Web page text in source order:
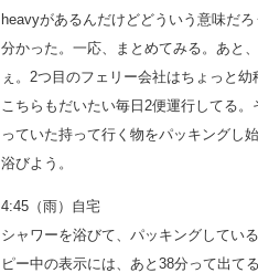
heavyがあるんだけどどういう意味だ
分かった。一応、まとめてみる。あと
ぇ。2つ目のフェリー会社はちょっと
こちらもだいたい毎日2便運行してる
っていた持って行く物をパッキングし
浴びよう。
4:45（雨）自宅
シャワーを浴びて、パッキングしてい
ピー中の表示には、あと38分って出て